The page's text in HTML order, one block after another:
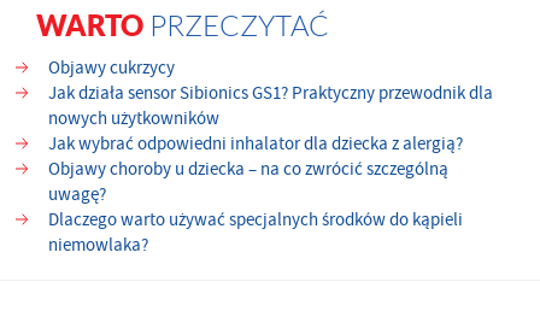
WARTO PRZECZYTAĆ
Objawy cukrzycy
Jak działa sensor Sibionics GS1? Praktyczny przewodnik dla
nowych użytkowników
Jak wybrać odpowiedni inhalator dla dziecka z alergią?
Objawy choroby u dziecka – na co zwrócić szczególną
uwagę?
Dlaczego warto używać specjalnych środków do kąpieli
niemowlaka?